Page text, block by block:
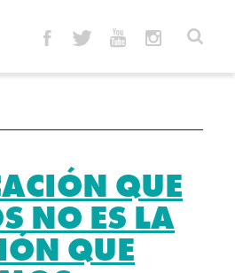
QUE
NO ES LA
QUE